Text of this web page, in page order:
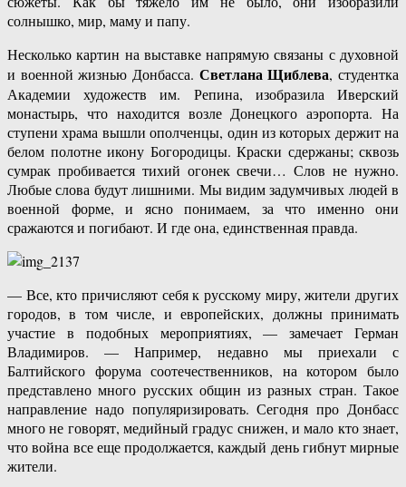
солнышко, мир, маму и папу.
Несколько картин на выставке напрямую связаны с духовной
и военной жизнью Донбасса. Светлана Щиблева, студентка
Академии художеств им. Репина, изобразила Иверский
монастырь, что находится возле Донецкого аэропорта. На
ступени храма вышли ополченцы, один из которых держит на
белом полотне икону Богородицы. Краски сдержаны; сквозь
сумрак пробивается тихий огонек свечи… Слов не нужно.
Любые слова будут лишними. Мы видим задумчивых людей в
военной форме, и ясно понимаем, за что именно они
сражаются и погибают. И где она, единственная правда.
— Все, кто причисляют себя к русскому миру, жители других
городов, в том числе, и европейских, должны принимать
участие в подобных мероприятиях, — замечает Герман
Владимиров. — Например, недавно мы приехали с
Балтийского форума соотечественников, на котором было
представлено много русских общин из разных стран. Такое
направление надо популяризировать. Сегодня про Донбасс
много не говорят, медийный градус снижен, и мало кто знает,
что война все еще продолжается, каждый день гибнут мирные
жители.